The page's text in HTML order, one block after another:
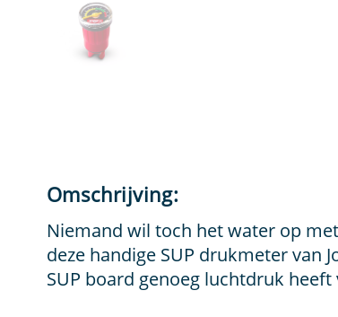
Omschrijving:
Niemand wil toch het water op
deze handige SUP drukmeter van
SUP board genoeg luchtdruk